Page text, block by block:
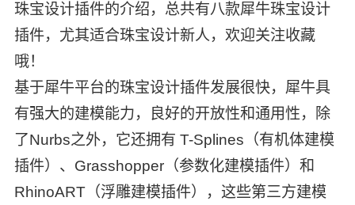
珠宝设计插件的介绍，总共有八款犀牛珠宝设计
插件，尤其适合珠宝设计新人，欢迎关注收藏
哦！
基于犀牛平台的珠宝设计插件发展很快，犀牛具
有强大的建模能力，良好的开放性和通用性，除
了Nurbs之外，它还拥有 T-Splines（有机体建模
插件）、Grasshopper（参数化建模插件）和
RhinoART（浮雕建模插件），这些第三方建模